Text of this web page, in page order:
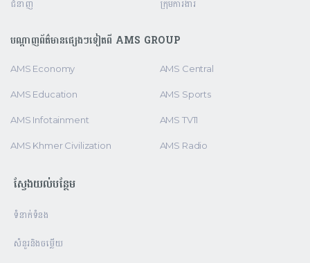
ជំនាញ ក្រុមការងារ
បណ្តាញព័ត៌មានផ្សេងៗទៀតពី AMS GROUP
AMS Economy
AMS Education
AMS Infotainment
AMS Khmer Civilization
AMS Central
AMS Sports
AMS TV11
AMS Radio
ស្វែងយល់បន្ថែម
ទំនាក់ទំនង
សំនួរនិងចម្លើយ